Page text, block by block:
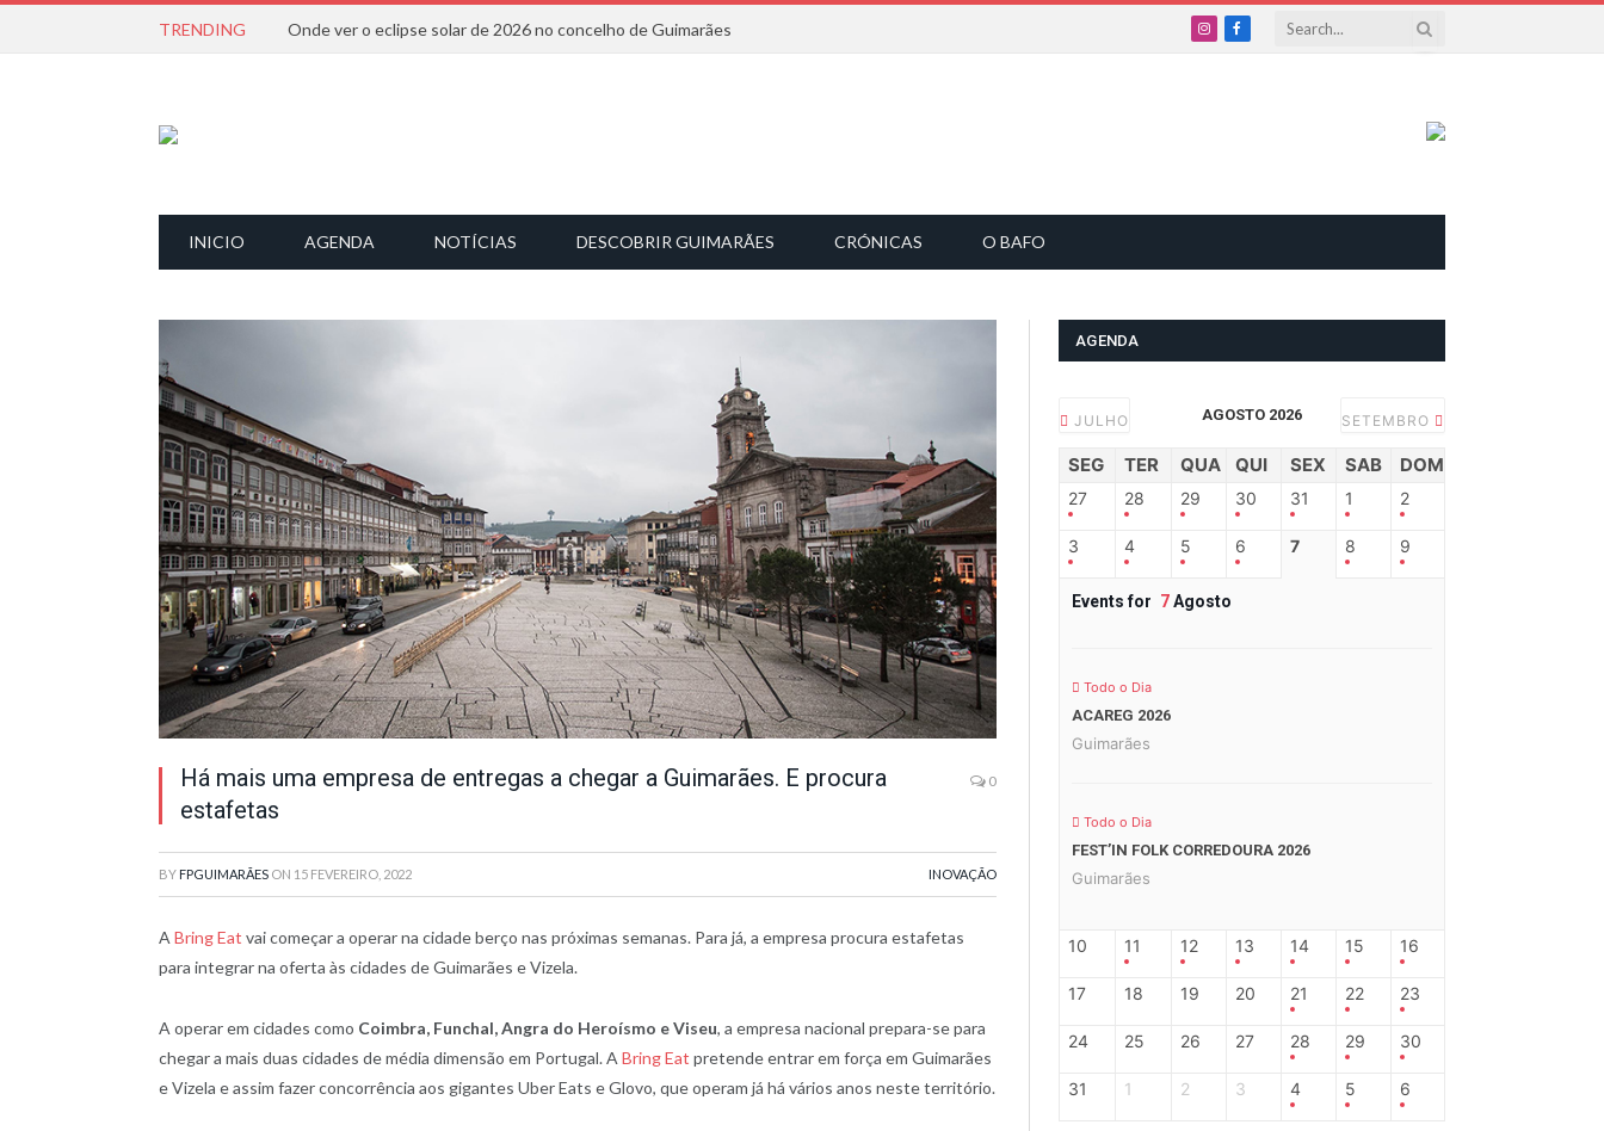
TRENDING Onde ver o eclipse solar de 2026 no concelho de Guimarães
InstagramFacebook
INICIO AGENDA NOTÍCIAS DESCOBRIR GUIMARÃES CRÓNICAS O BAFO
Há mais uma empresa de entregas a chegar a Guimarães. E procura
estafetas
0
BY FPGUIMARÃES ON 15 FEVEREIRO, 2022 INOVAÇÃO
A Bring Eat vai começar a operar na cidade berço nas próximas semanas. Para já, a empresa procura estafetas
para integrar na oferta às cidades de Guimarães e Vizela.
A operar em cidades como Coimbra, Funchal, Angra do Heroísmo e Viseu, a empresa nacional prepara-se para
chegar a mais duas cidades de média dimensão em Portugal. A Bring Eat pretende entrar em força em Guimarães
e Vizela e assim fazer concorrência aos gigantes Uber Eats e Glovo, que operam já há vários anos neste território.
AGENDA
JULHO AGOSTO 2026 SETEMBRO
SEG TER QUA QUI SEX SAB DOM
27 28 29 30 31 1 2
3 4 5 6 7 8 9
Events for 7Agosto
Todo o Dia
ACAREG 2026
Guimarães
Todo o Dia
FEST’IN FOLK CORREDOURA 2026
Guimarães
10 11 12 13 14 15 16
17 18 19 20 21 22 23
24 25 26 27 28 29 30
31 1 2 3 4 5 6